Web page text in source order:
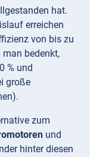
hat.
erreichen
von bis zu
man bedenkt,
% und
große
zum
und
hinter diesen